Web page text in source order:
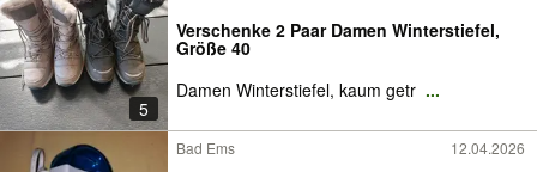
5
Verschenke 2 Paar Damen Winterstiefel,
Größe 40
Damen Winterstiefel, kaum getr ...
Bad Ems 12.04.2026